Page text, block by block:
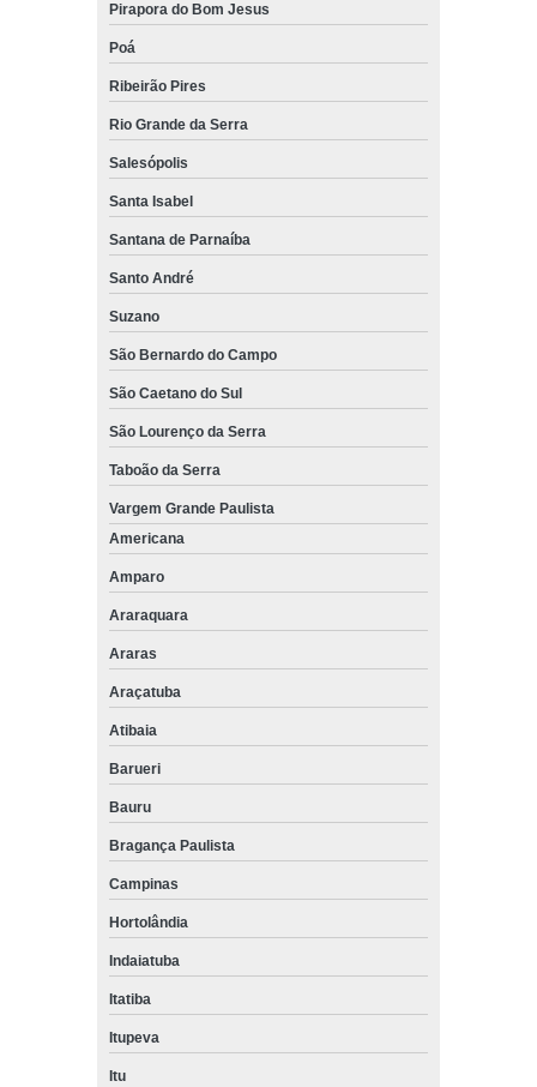
Pirapora do Bom Jesus
Poá
Ribeirão Pires
Rio Grande da Serra
Salesópolis
Santa Isabel
Santana de Parnaíba
Santo André
Suzano
São Bernardo do Campo
São Caetano do Sul
São Lourenço da Serra
Taboão da Serra
Vargem Grande Paulista
Americana
Amparo
Araraquara
Araras
Araçatuba
Atibaia
Barueri
Bauru
Bragança Paulista
Campinas
Hortolândia
Indaiatuba
Itatiba
Itupeva
Itu